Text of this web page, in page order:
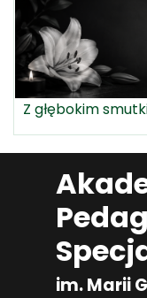
Z głębokim
im. Marii